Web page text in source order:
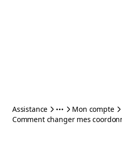
Assistance
Mon compte
Comment changer mes